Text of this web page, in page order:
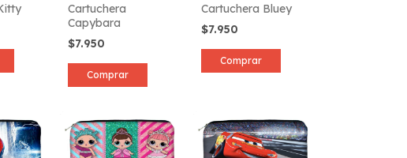
Cartuchera
Capybara
$7.950
Cartuchera Bluey
$7.950